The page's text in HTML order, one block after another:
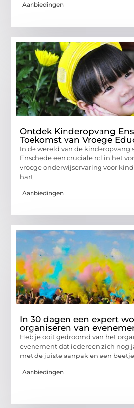
Aanbiedingen
Ontdek Kinderopvang
Toekomst van Vroege
In de wereld van de kinderopvang
Enschede een cruciale rol in het
vroege onderwijservaring voor
hart
Aanbiedingen
In 30 dagen een expert
organiseren van
Heb je ooit gedroomd van het
evenement dat iedereen zich nog
met de juiste aanpak en een
Aanbiedingen